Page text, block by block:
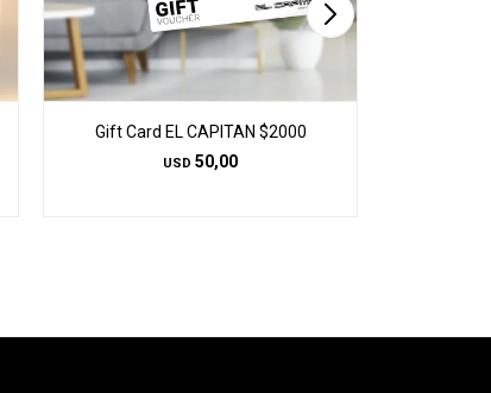
Gift Card EL CAPITAN $2000
USD 50,00